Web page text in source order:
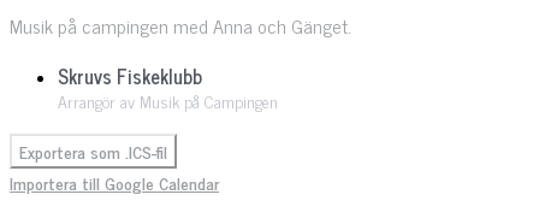
Musik på campingen med Anna och Gänget.
Skruvs Fiskeklubb
Arrangör av Musik på Campingen
Exportera som .ICS-fil
Importera till Google Calendar